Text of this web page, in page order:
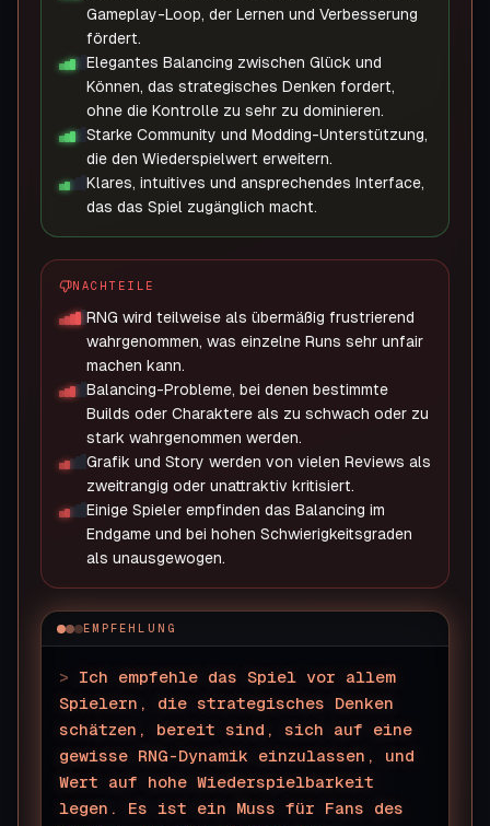
Gameplay-Loop, der Lernen und Verbesserung
fördert.
Elegantes Balancing zwischen Glück und
Können, das strategisches Denken fordert,
ohne die Kontrolle zu sehr zu dominieren.
Starke Community und Modding-Unterstützung,
die den Wiederspielwert erweitern.
Klares, intuitives und ansprechendes Interface,
das das Spiel zugänglich macht.
NACHTEILE
RNG wird teilweise als übermäßig frustrierend
wahrgenommen, was einzelne Runs sehr unfair
machen kann.
Balancing-Probleme, bei denen bestimmte
Builds oder Charaktere als zu schwach oder zu
stark wahrgenommen werden.
Grafik und Story werden von vielen Reviews als
zweitrangig oder unattraktiv kritisiert.
Einige Spieler empfinden das Balancing im
Endgame und bei hohen Schwierigkeitsgraden
als unausgewogen.
EMPFEHLUNG
> Ich empfehle das Spiel vor allem
Spielern, die strategisches Denken
schätzen, bereit sind, sich auf eine
gewisse RNG-Dynamik einzulassen, und
Wert auf hohe Wiederspielbarkeit
legen. Es ist ein Muss für Fans des